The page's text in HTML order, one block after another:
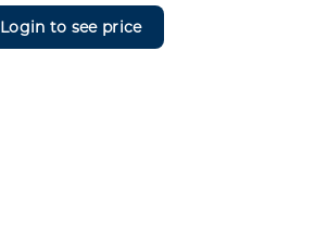
Login to see price